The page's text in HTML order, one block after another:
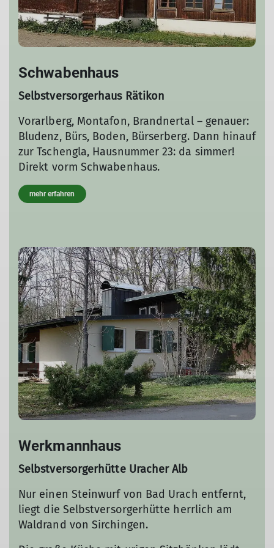
Schwabenhaus
Selbstversorgerhaus Rätikon
Vorarlberg, Montafon, Brandnertal – genauer:
Bludenz, Bürs, Boden, Bürserberg. Dann hinauf
zur Tschengla, Hausnummer 23: da simmer!
Direkt vorm Schwabenhaus.
mehr erfahren
Werkmannhaus
Selbstversorgerhütte Uracher Alb
Nur einen Steinwurf von Bad Urach entfernt,
liegt die Selbstversorgerhütte herrlich am
Waldrand von Sirchingen.